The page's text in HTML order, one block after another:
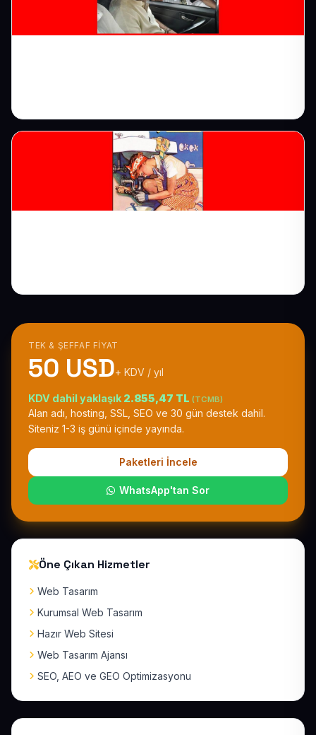
TEK & ŞEFFAF FIYAT
50 USD+ KDV / yıl
KDV dahil yaklaşık 2.855,47 TL (TCMB)
Alan adı, hosting, SSL, SEO ve 30 gün destek dahil.
Siteniz 1-3 iş günü içinde yayında.
Paketleri İncele
WhatsApp'tan Sor
Öne Çıkan Hizmetler
Web Tasarım
Kurumsal Web Tasarım
Hazır Web Sitesi
Web Tasarım Ajansı
SEO, AEO ve GEO Optimizasyonu